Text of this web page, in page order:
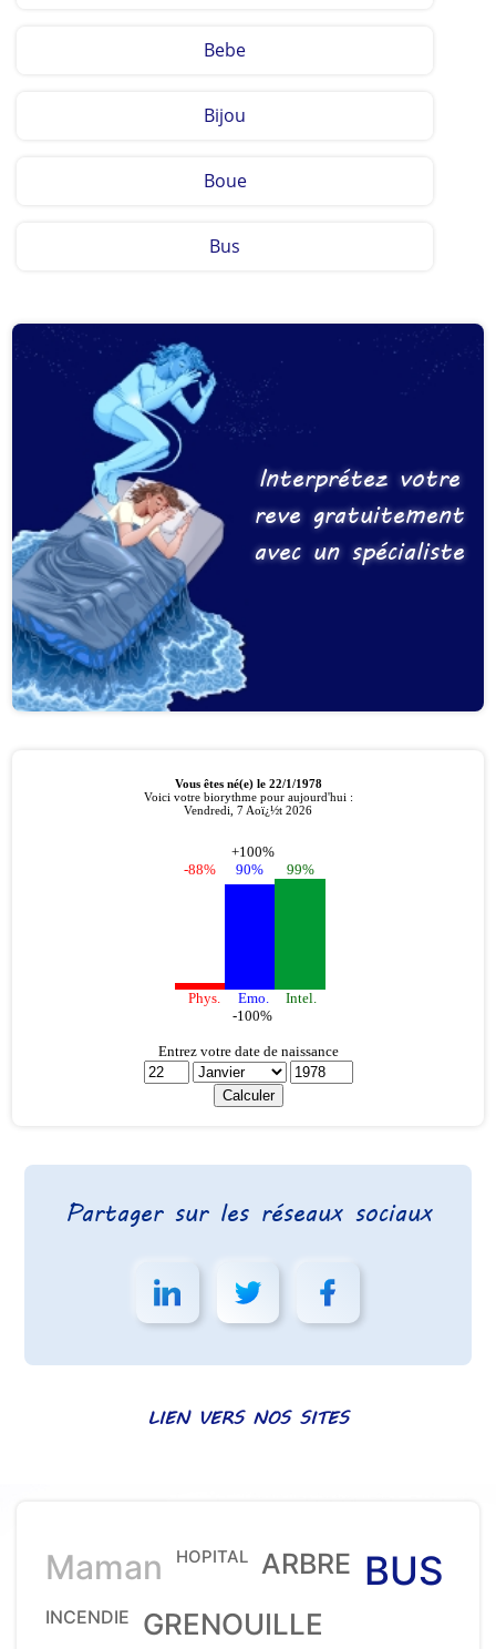
Bebe
Bijou
Boue
Bus
Interprétez votre
reve gratuitement
avec un spécialiste
Partager sur les réseaux sociaux
LIEN VERS NOS SITES
Maman HOPITAL ARBRE BUS
INCENDIE GRENOUILLE